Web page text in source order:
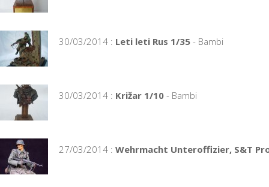
30/03/2014 : Leti leti Rus 1/35 - Bambi
30/03/2014 : Križar 1/10 - Bambi
27/03/2014 : Wehrmacht Unteroffizier, S&T